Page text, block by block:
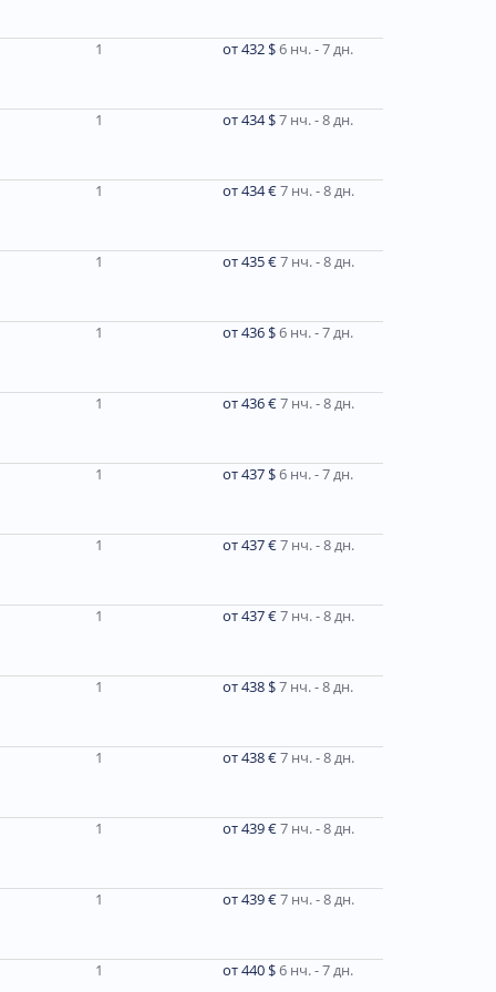
1 от 432 $6 нч. - 7 дн.
1 от 434 $7 нч. - 8 дн.
1 от 434 €7 нч. - 8 дн.
1 от 435 €7 нч. - 8 дн.
1 от 436 $6 нч. - 7 дн.
1 от 436 €7 нч. - 8 дн.
1 от 437 $6 нч. - 7 дн.
1 от 437 €7 нч. - 8 дн.
1 от 437 €7 нч. - 8 дн.
1 от 438 $7 нч. - 8 дн.
1 от 438 €7 нч. - 8 дн.
1 от 439 €7 нч. - 8 дн.
1 от 439 €7 нч. - 8 дн.
1 от 440 $6 нч. - 7 дн.